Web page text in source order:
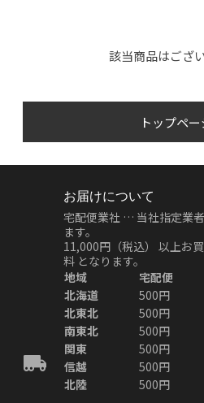
該当商品はござ
トップペ
お届けについて
宅配便業社 … 当社指定業
ます。
11,000円（税込）
以上お
料 となります。
地域
宅配便
北海道
500円
北東北
500円
南東北
500円
関東
500円
信越
500円
北陸
500円